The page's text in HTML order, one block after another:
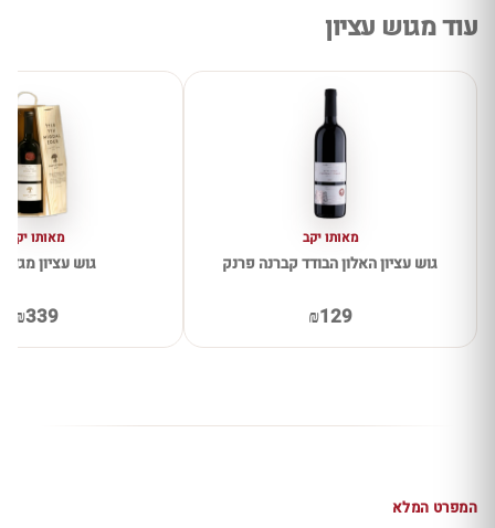
עוד מגוש עציון
מאותו יקב
גוש עציון האלון הבודד קברנה פרנק
₪129
מאותו יקב
גוש עציון
₪339
המפרט המלא